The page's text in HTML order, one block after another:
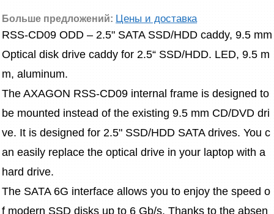
Больше предложений: Цены и доставка
RSS-CD09 ODD – 2.5" SATA SSD/HDD caddy, 9.5 mm
Optical disk drive caddy for 2.5“ SSD/HDD. LED, 9.5 m
m, aluminum.
The AXAGON RSS-CD09 internal frame is designed to
be mounted instead of the existing 9.5 mm CD/DVD dri
ve. It is designed for 2.5" SSD/HDD SATA drives. You c
an easily replace the optical drive in your laptop with a
hard drive.
The SATA 6G interface allows you to enjoy the speed o
f modern SSD disks up to 6 Gb/s. Thanks to the absen